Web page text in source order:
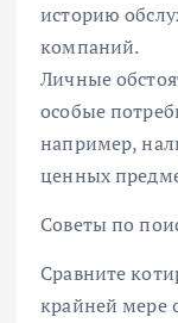
историю
компаний.
Личные
особые
например,
ценных
Советы по
Сравните
крайней мере